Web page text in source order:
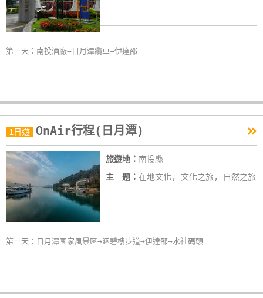
玩
樂
圖
務
客
滿
意
度
管
第一天：南投酒廠→日月潭纜車→伊達邵
1日遊 OnAir行程(日月潭) »
旅遊地： 南投縣
主 題： 在地文化, 文化之旅, 自然之旅
第一天：日月潭國家風景區→涵碧樓步道→伊達邵→水社碼頭